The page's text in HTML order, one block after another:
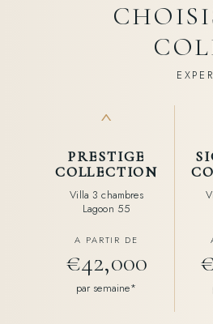
^
PRESTIGE
COLLECTION
Villa 3 chambres
Lagoon 55
A PARTIR DE
€42,000
par semaine*